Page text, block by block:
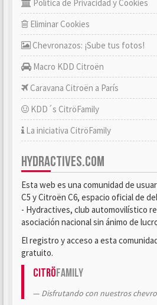
Política de Privacidad y Cookies
Eliminar Cookies
Chevronazos: ¡Sube tus fotos!
Macro KDD Citroën
Caravana Citroën a París
KDD´s CitröFamily
La iniciativa CitröFamily
HYDRACTIVES.COM
Esta web es una comunidad de
C5 y Citroën C6, espacio oficial de
- Hydractives, club automovilístico
asociación nacional sin ánimo de
El registro y acceso a esta
gratuito.
CitröFamily
Disfrutando con nuestros